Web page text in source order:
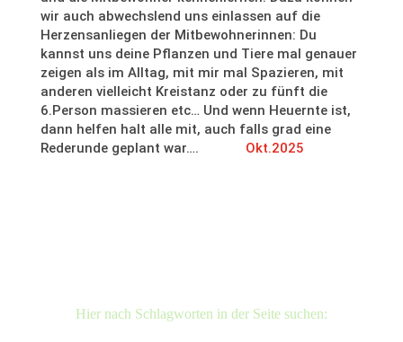
wir auch abwechslend uns einlassen auf die
Herzensanliegen der Mitbewohnerinnen: Du
kannst uns deine Pflanzen und Tiere mal genauer
zeigen als im Alltag, mit mir mal Spazieren, mit
anderen vielleicht Kreistanz oder zu fünft die
6.Person massieren etc… Und wenn Heuernte ist,
dann helfen halt alle mit, auch falls grad eine
Rederunde geplant war…. Okt.2025
Hier nach Schlagworten in der Seite suchen: